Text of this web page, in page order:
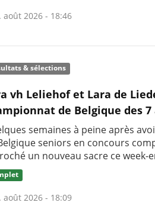
août 2026 - 18:46
& sélections
vh Leliehof et Lara de
de Belgique des 7
semaines à peine après
seniors en concours
un nouveau sacre ce week-
août 2026 - 18:09